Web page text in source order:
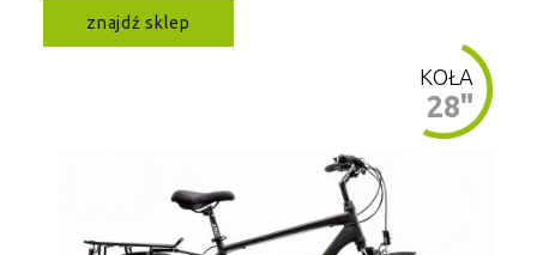
znajdź sklep
KOŁA
28"